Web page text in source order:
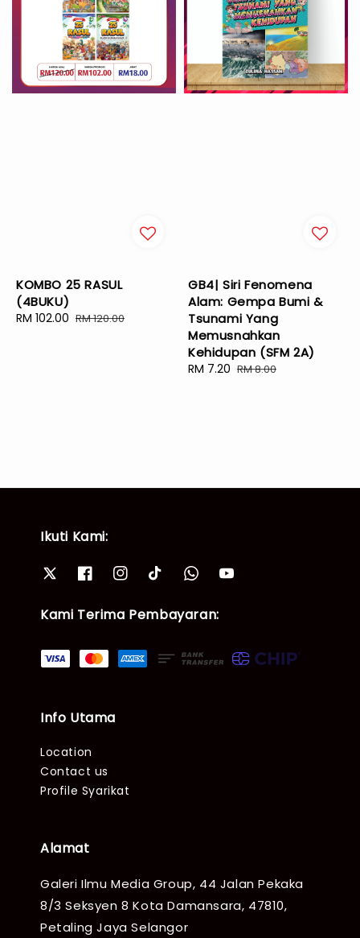
KOMBO 25 RASUL
(4BUKU)
Sale
RM 102.00 Regular
RM 120.00
GB4| Siri Fenomena
Alam: Gempa Bumi &
Tsunami Yang
Memusnahkan
Kehidupan (SFM 2A)
Sale
RM 7.20 Regular
RM 8.00
Ikuti Kami:
Kami Terima Pembayaran:
Info Utama
Location
Contact us
Profile Syarikat
Alamat
Galeri Ilmu Media Group, 44 Jalan Pekaka
8/3 Seksyen 8 Kota Damansara, 47810,
Petaling Jaya Selangor